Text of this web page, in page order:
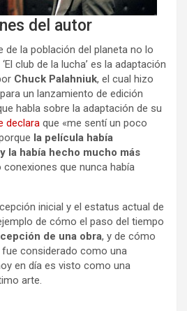
del autor
de la población del planeta no lo
club de la lucha’ es la adaptación
Chuck Palahniuk, el cual hizo
un lanzamiento de edición
habla sobre la adaptación de su
declara que «me sentí un poco
la película había
la había hecho mucho más
conexiones que nunca había
inicial y el estatus actual de
de cómo el paso del tiempo
de una obra, y de cómo
considerado como una
en día es visto como una
arte.